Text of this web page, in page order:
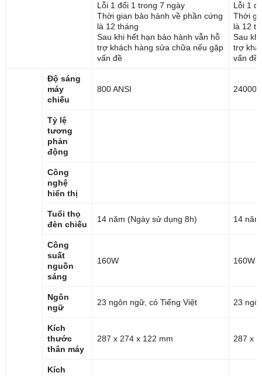
Lỗi 1 đổi 1 trong 7 ngày
Thời gian bảo hành về phần cứng
là 12 tháng
Sau khi hết hạn bảo hành vẫn hỗ
trợ khách hàng sửa chữa nếu gặp
vấn đề
Lỗi 1
Thời
là 12
Sau
trợ
vấn đề
Độ sáng
máy
chiếu
800 ANSI 24000
Tỷ lệ
tương
phản
động
Công
nghệ
hiển thị
Tuổi thọ
đèn chiếu
14 năm (Ngày sử dụng 8h) 14
Công
suất
nguồn
sáng
160W 160W
Ngôn
ngữ
23 ngôn ngữ, có Tiếng Việt 23
Kích
thước
thân máy
287 x 274 x 122 mm 287 x
Kích